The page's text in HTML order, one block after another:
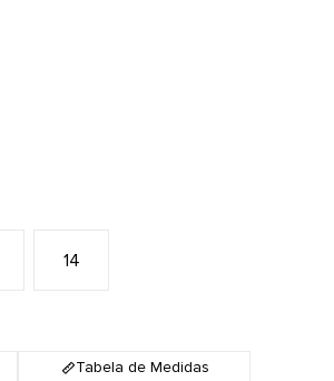
14
Tabela de Medidas